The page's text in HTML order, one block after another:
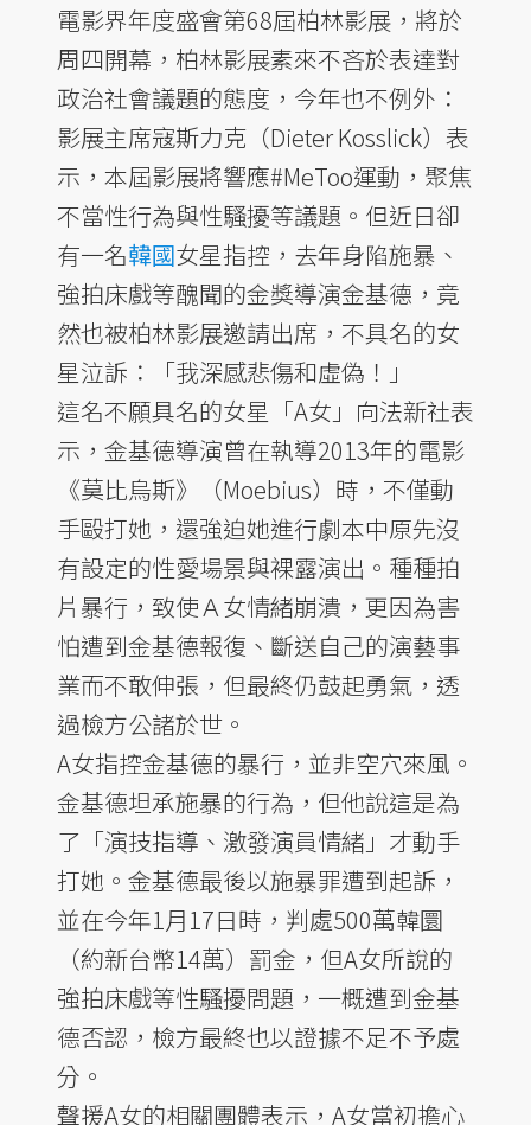
電影界年度盛會第68屆柏林影展，將於
周四開幕，柏林影展素來不吝於表達對
政治社會議題的態度，今年也不例外：
影展主席寇斯力克（Dieter Kosslick）表
示，本屆影展將響應#MeToo運動，聚焦
不當性行為與性騷擾等議題。但近日卻
有一名韓國女星指控，去年身陷施暴、
強拍床戲等醜聞的金獎導演金基德，竟
然也被柏林影展邀請出席，不具名的女
星泣訴：「我深感悲傷和虛偽！」
這名不願具名的女星「A女」向法新社表
示，金基德導演曾在執導2013年的電影
《莫比烏斯》（Moebius）時，不僅動
手毆打她，還強迫她進行劇本中原先沒
有設定的性愛場景與裸露演出。種種拍
片暴行，致使Ａ女情緒崩潰，更因為害
怕遭到金基德報復、斷送自己的演藝事
業而不敢伸張，但最終仍鼓起勇氣，透
過檢方公諸於世。
A女指控金基德的暴行，並非空穴來風。
金基德坦承施暴的行為，但他說這是為
了「演技指導、激發演員情緒」才動手
打她。金基德最後以施暴罪遭到起訴，
並在今年1月17日時，判處500萬韓圜
（約新台幣14萬）罰金，但A女所說的
強拍床戲等性騷擾問題，一概遭到金基
德否認，檢方最終也以證據不足不予處
分。
聲援A女的相關團體表示，A女當初擔心